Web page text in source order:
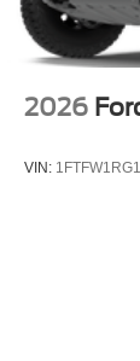
2026
VIN: